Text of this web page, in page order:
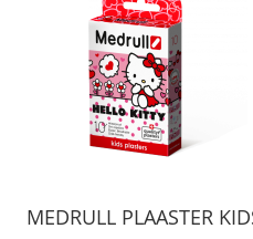
MEDRULL PLAASTER